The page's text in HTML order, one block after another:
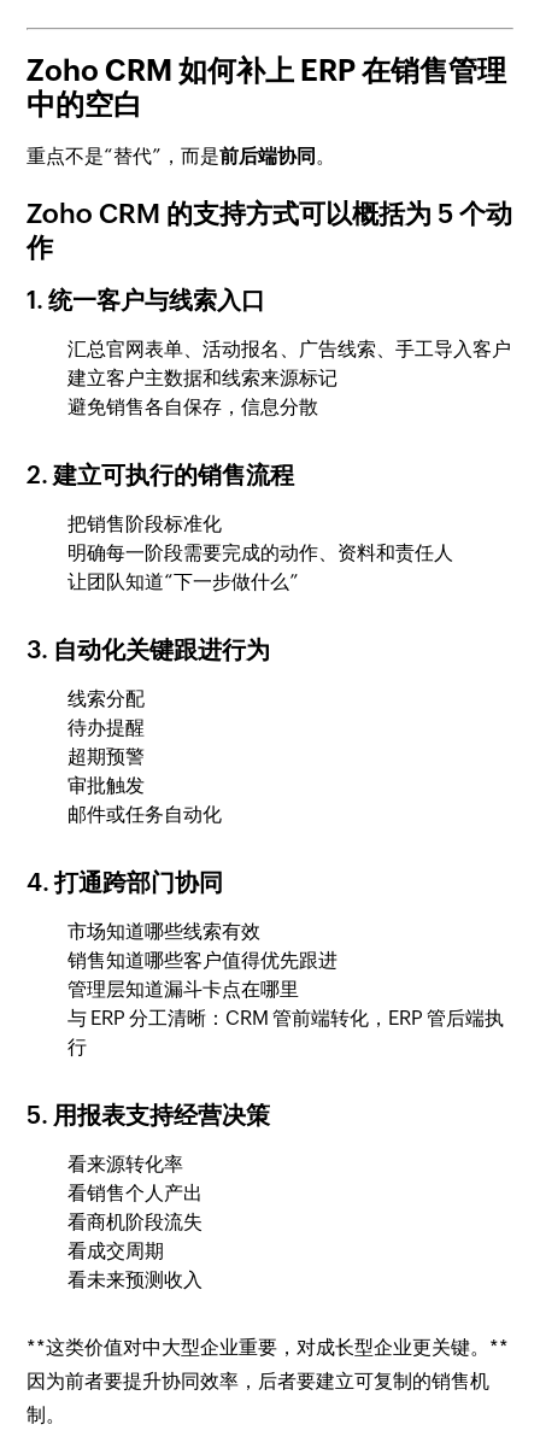
Zoho CRM 如何补上 ERP 在销售管理
中的空白
重点不是“替代”，而是前后端协同。
Zoho CRM 的支持方式可以概括为 5 个动
作
1. 统一客户与线索入口
汇总官网表单、活动报名、广告线索、手工导入客户
建立客户主数据和线索来源标记
避免销售各自保存，信息分散
2. 建立可执行的销售流程
把销售阶段标准化
明确每一阶段需要完成的动作、资料和责任人
让团队知道“下一步做什么”
3. 自动化关键跟进行为
线索分配
待办提醒
超期预警
审批触发
邮件或任务自动化
4. 打通跨部门协同
市场知道哪些线索有效
销售知道哪些客户值得优先跟进
管理层知道漏斗卡点在哪里
与 ERP 分工清晰：CRM 管前端转化，ERP 管后端执
行
5. 用报表支持经营决策
看来源转化率
看销售个人产出
看商机阶段流失
看成交周期
看未来预测收入
**这类价值对中大型企业重要，对成长型企业更关键。**
因为前者要提升协同效率，后者要建立可复制的销售机
制。